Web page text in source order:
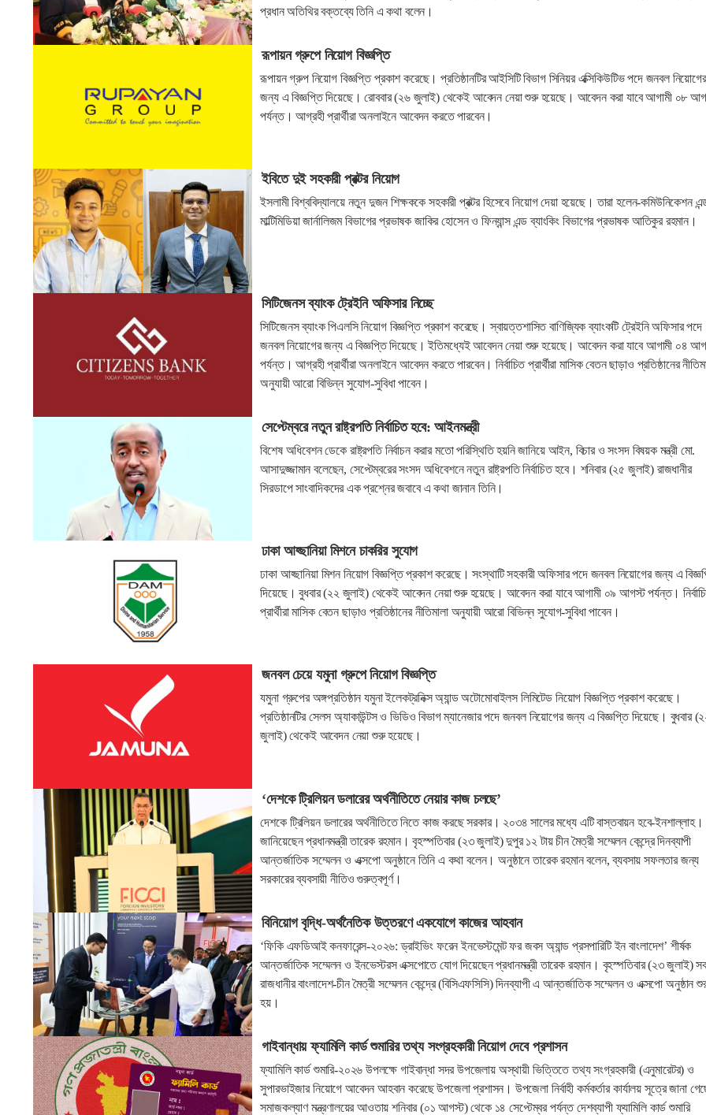
প্রধান অতিথির বক্তব্যে তিনি এ কথা বলেন।
রূপায়ন গ্রুপে নিয়োগ বিজ্ঞপ্তি
রূপায়ন গ্রুপ নিয়োগ বিজ্ঞপ্তি প্রকাশ করেছে। প্রতিষ্ঠানটির আইসিটি বিভাগ সিনিয়র এক্সিকিউটিভ পদে জনবল নিয়োগের
জন্য এ বিজ্ঞপ্তি দিয়েছে। রোববার (২৬ জুলাই) থেকেই আবেদন নেয়া শুরু হয়েছে। আবেদন করা যাবে আগামী ০৮
পর্যন্ত। আগ্রহী প্রার্থীরা অনলাইনে আবেদন করতে পারবেন।
ইবিতে দুই সহকারী প্রক্টর নিয়োগ
ইসলামী বিশ্ববিদ্যালয়ে নতুন দুজন শিক্ষককে সহকারী প্রক্টর হিসেবে নিয়োগ দেয়া হয়েছে। তারা হলেন-কমিউনিকেশন
মাল্টিমিডিয়া জার্নালিজম বিভাগের প্রভাষক জাকির হোসেন ও ফিন্যান্স এন্ড ব্যাংকিং বিভাগের প্রভাষক আতিকুর রহমান।
সিটিজেনস ব্যাংক ট্রেইনি অফিসার নিচ্ছে
সিটিজেনস ব্যাংক পিএলসি নিয়োগ বিজ্ঞপ্তি প্রকাশ করেছে। স্বায়ত্তশাসিত বাণিজ্যিক ব্যাংকটি ট্রেইনি অফিসার পদে
জনবল নিয়োগের জন্য এ বিজ্ঞপ্তি দিয়েছে। ইতিমধ্যেই আবেদন নেয়া শুরু হয়েছে। আবেদন করা যাবে আগামী ০৪
পর্যন্ত। আগ্রহী প্রার্থীরা অনলাইনে আবেদন করতে পারবেন। নির্বাচিত প্রার্থীরা মাসিক বেতন ছাড়াও প্রতিষ্ঠানের
অনুযায়ী আরো বিভিন্ন সুযোগ-সুবিধা পাবেন।
সেপ্টেম্বরে নতুন রাষ্ট্রপতি নির্বাচিত হবে: আইনমন্ত্রী
বিশেষ অধিবেশন ডেকে রাষ্ট্রপতি নির্বাচন করার মতো পরিস্থিতি হয়নি জানিয়ে আইন, বিচার ও সংসদ বিষয়ক মন্ত্রী মো.
আসাদুজ্জামান বলেছেন, সেপ্টেম্বরের সংসদ অধিবেশনে নতুন রাষ্ট্রপতি নির্বাচিত হবে। শনিবার (২৫ জুলাই) রাজধানীর
সিরডাপে সাংবাদিকদের এক প্রশ্নের জবাবে এ কথা জানান তিনি।
ঢাকা আহ্ছানিয়া মিশনে চাকরির সুযোগ
ঢাকা আহ্ছানিয়া মিশন নিয়োগ বিজ্ঞপ্তি প্রকাশ করেছে। সংস্থাটি সহকারী অফিসার পদে জনবল নিয়োগের জন্য এ
দিয়েছে। বুধবার (২২ জুলাই) থেকেই আবেদন নেয়া শুরু হয়েছে। আবেদন করা যাবে আগামী ০৯ আগস্ট পর্যন্ত।
প্রার্থীরা মাসিক বেতন ছাড়াও প্রতিষ্ঠানের নীতিমালা অনুযায়ী আরো বিভিন্ন সুযোগ-সুবিধা পাবেন।
জনবল চেয়ে যমুনা গ্রুপে নিয়োগ বিজ্ঞপ্তি
যমুনা গ্রুপের অঙ্গপ্রতিষ্ঠান যমুনা ইলেকট্রনিক্স অ্যান্ড অটোমোবাইলস লিমিটেড নিয়োগ বিজ্ঞপ্তি প্রকাশ করেছে।
প্রতিষ্ঠানটির সেলস অ্যাকাউন্টস ও ভিডিও বিভাগ ম্যানেজার পদে জনবল নিয়োগের জন্য এ বিজ্ঞপ্তি দিয়েছে। বুধবার
জুলাই) থেকেই আবেদন নেয়া শুরু হয়েছে।
‘দেশকে ট্রিলিয়ন ডলারের অর্থনীতিতে নেয়ার কাজ চলছে’
দেশকে ট্রিলিয়ন ডলারের অর্থনীতিতে নিতে কাজ করছে সরকার। ২০৩৪ সালের মধ্যে এটি বাস্তবায়ন হবে-ইনশাল্লাহ।
জানিয়েছেন প্রধানমন্ত্রী তারেক রহমান। বৃহস্পতিবার (২৩ জুলাই) দুপুর ১২ টায় চীন মৈত্রী সম্মেলন কেন্দ্রে দিনব্যাপী
আন্তর্জাতিক সম্মেলন ও এক্সপো অনুষ্ঠানে তিনি এ কথা বলেন। অনুষ্ঠানে তারেক রহমান বলেন, ব্যবসায় সফলতার জন্য
সরকারের ব্যবসায়ী নীতিও গুরুত্বপূর্ণ।
বিনিয়োগ বৃদ্ধি-অর্থনৈতিক উত্তরণে একযোগে কাজের আহবান
‘ফিকি এফডিআই কনফারেন্স-২০২৬: ড্রাইভিং ফরেন ইনভেস্টমেন্ট ফর জবস অ্যান্ড প্রসপারিটি ইন বাংলাদেশ’ শীর্ষক
আন্তর্জাতিক সম্মেলন ও ইনভেস্টরস এক্সপোতে যোগ দিয়েছেন প্রধানমন্ত্রী তারেক রহমান। বৃহস্পতিবার (২৩ জুলাই)
রাজধানীর বাংলাদেশ-চীন মৈত্রী সম্মেলন কেন্দ্রে (বিসিএফসিসি) দিনব্যাপী এ আন্তর্জাতিক সম্মেলন ও এক্সপো অনুষ্ঠান
হয়।
গাইবান্ধায় ফ্যামিলি কার্ড শুমারির তথ্য সংগ্রহকারী নিয়োগ দেবে প্রশাসন
ফ্যামিলি কার্ড শুমারি-২০২৬ উপলক্ষে গাইবান্ধা সদর উপজেলায় অস্থায়ী ভিত্তিতে তথ্য সংগ্রহকারী (এনুমারেটর) ও
সুপারভাইজার নিয়োগে আবেদন আহবান করেছে উপজেলা প্রশাসন। উপজেলা নির্বাহী কর্মকর্তার কার্যালয় সূত্রে জানা
সমাজকল্যাণ মন্ত্রণালয়ের আওতায় শনিবার (০১ আগস্ট) থেকে ১৪ সেপ্টেম্বর পর্যন্ত দেশব্যাপী ফ্যামিলি কার্ড শুমারি